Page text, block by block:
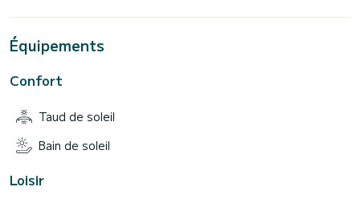
Équipements
Confort
Taud de soleil
Bain de soleil
Loisir